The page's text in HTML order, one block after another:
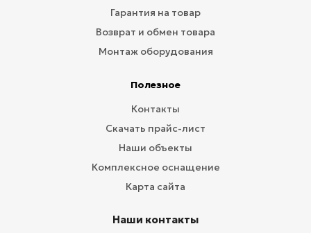
Гарантия на товар
Возврат и обмен товара
Монтаж оборудования
Полезное
Контакты
Скачать прайс-лист
Наши объекты
Комплексное оснащение
Карта сайта
Наши контакты